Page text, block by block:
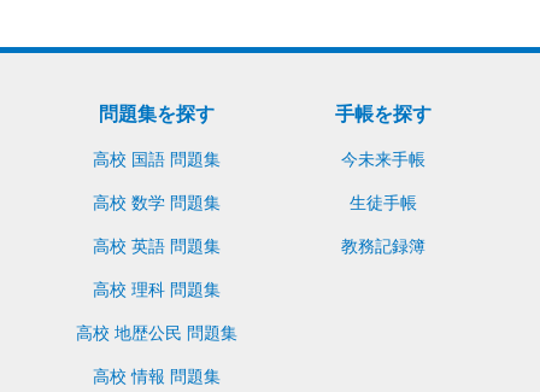
問題集を探す
高校 国語 問題集
高校 数学 問題集
高校 英語 問題集
高校 理科 問題集
高校 地歴公民 問題集
高校 情報 問題集
手帳を探す
今未来手帳
生徒手帳
教務記録簿